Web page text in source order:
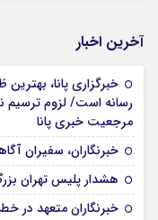
آخرین اخبار
خبرگزاری پانا،
رسانه است/ لزوم ترسیم
مرجعیت خبری پانا
خبرنگاران، سفیران
هشدار پلیس تهران
خبرنگاران متعهد در